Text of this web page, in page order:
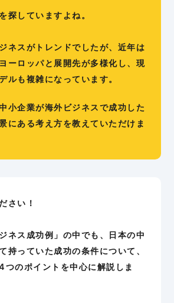
探していますよね。
ネスがトレンドでしたが、近年は
ーロッパと展開先が多様化し、現
ルも複雑になっています。
小企業が海外ビジネスで成功した
にある考え方を教えていただけま
さい！
ネス成功例」の中でも、日本の中
持っていた成功の条件について、
つのポイントを中心に解説しま